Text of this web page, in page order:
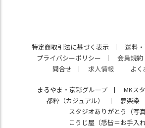
特定商取引法に基づく表示
送料
プライバシーポリシー
会員規約
問合せ
求人情報 よ
まるやま・京彩グループ
MKス
都粋（カジュアル）
夢楽染
スタジオありがとう（写真
こうじ屋（悉皆＝お手入れ